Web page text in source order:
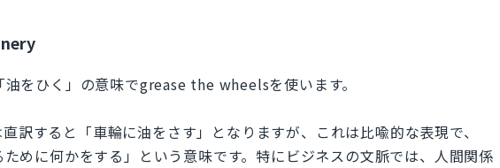
をひく」の意味でgrease the wheelsを使います。
訳すると「車輪に油をさす」となりますが、これは比喩的な表現で、
ために何かをする」という意味です。特にビジネスの文脈では、人間関係